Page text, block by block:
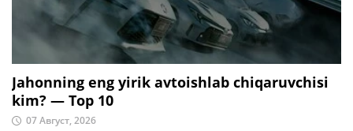
Jahonning eng yirik avtoishlab chiqaruvchisi
kim? — Top 10
07 Август, 2026